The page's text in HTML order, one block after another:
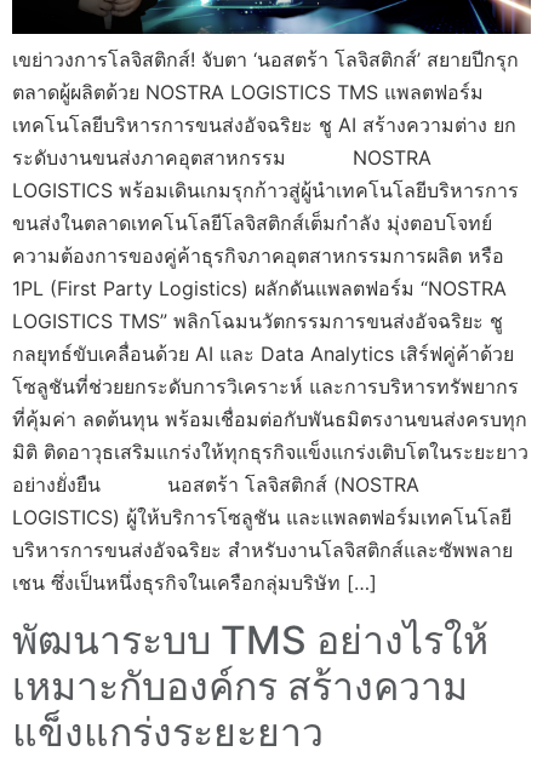
เขย่าวงการโลจิสติกส์! จับตา ‘นอสตร้า โลจิสติกส์’ สยายปีกรุก
ตลาดผู้ผลิตด้วย NOSTRA LOGISTICS TMS แพลตฟอร์ม
เทคโนโลยีบริหารการขนส่งอัจฉริยะ ชู AI สร้างความต่าง ยก
ระดับงานขนส่งภาคอุตสาหกรรม NOSTRA
LOGISTICS พร้อมเดินเกมรุกก้าวสู่ผู้นำเทคโนโลยีบริหารการ
ขนส่งในตลาดเทคโนโลยีโลจิสติกส์เต็มกำลัง มุ่งตอบโจทย์
ความต้องการของคู่ค้าธุรกิจภาคอุตสาหกรรมการผลิต หรือ
1PL (First Party Logistics) ผลักดันแพลตฟอร์ม “NOSTRA
LOGISTICS TMS” พลิกโฉมนวัตกรรมการขนส่งอัจฉริยะ ชู
กลยุทธ์ขับเคลื่อนด้วย AI และ Data Analytics เสิร์ฟคู่ค้าด้วย
โซลูชันที่ช่วยยกระดับการวิเคราะห์ และการบริหารทรัพยากร
ที่คุ้มค่า ลดต้นทุน พร้อมเชื่อมต่อกับพันธมิตรงานขนส่งครบทุก
มิติ ติดอาวุธเสริมแกร่งให้ทุกธุรกิจแข็งแกร่งเติบโตในระยะยาว
อย่างยั่งยืน นอสตร้า โลจิสติกส์ (NOSTRA
LOGISTICS) ผู้ให้บริการโซลูชัน และแพลตฟอร์มเทคโนโลยี
บริหารการขนส่งอัจฉริยะ สำหรับงานโลจิสติกส์และซัพพลาย
เชน ซึ่งเป็นหนึ่งธุรกิจในเครือกลุ่มบริษัท […]
พัฒนาระบบ TMS อย่างไรให้
เหมาะกับองค์กร สร้างความ
แข็งแกร่งระยะยาว